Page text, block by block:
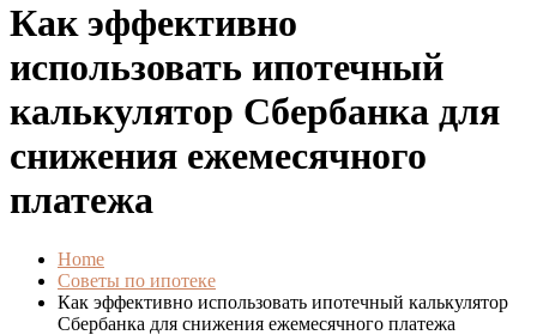
Как эффективно
использовать ипотечный
калькулятор Сбербанка для
снижения ежемесячного
платежа
Home
Советы по ипотеке
Как эффективно использовать ипотечный калькулятор
Сбербанка для снижения ежемесячного платежа